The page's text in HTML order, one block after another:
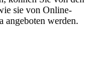
sie von Online-
angeboten werden.